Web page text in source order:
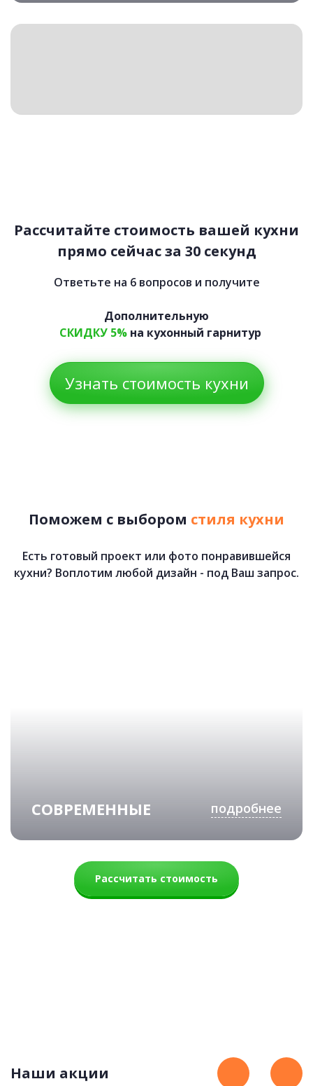
74 700 руб.
Рассчитайте стоимость вашей кухни
прямо сейчас за 30 секунд
Ответьте на 6 вопросов и получите
Дополнительную
СКИДКУ 5%на кухонный гарнитур
Узнать стоимость кухни
Поможем с выбором стиля кухни
Есть готовый проект или фото понравившейся
кухни? Воплотим любой дизайн - под Ваш запрос.
СОВРЕМЕННЫЕ подробнее
Рассчитать стоимость
Наши акции